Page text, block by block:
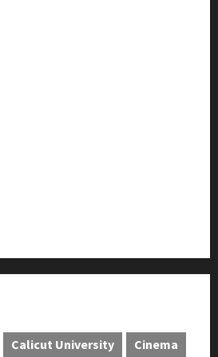
Calicut University
Cinema